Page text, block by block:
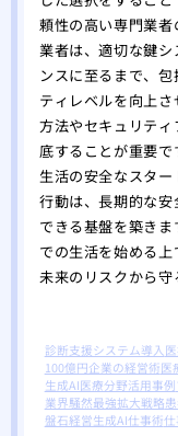
頼性の高い専門業
業者は、適切な鍵
ンスに至るまで、
ティレベルを向上
方法やセキュリテ
底することが重要
生活の安全なスタ
行動は、長期的な
できる基盤を築き
での生活を始める
未来のリスクから守
診断支援システム導入
100億円企業の経営術医
生成AI医療分野活用事例
業界騒然最強拡大戦略
盤石経営生成AI仕事術